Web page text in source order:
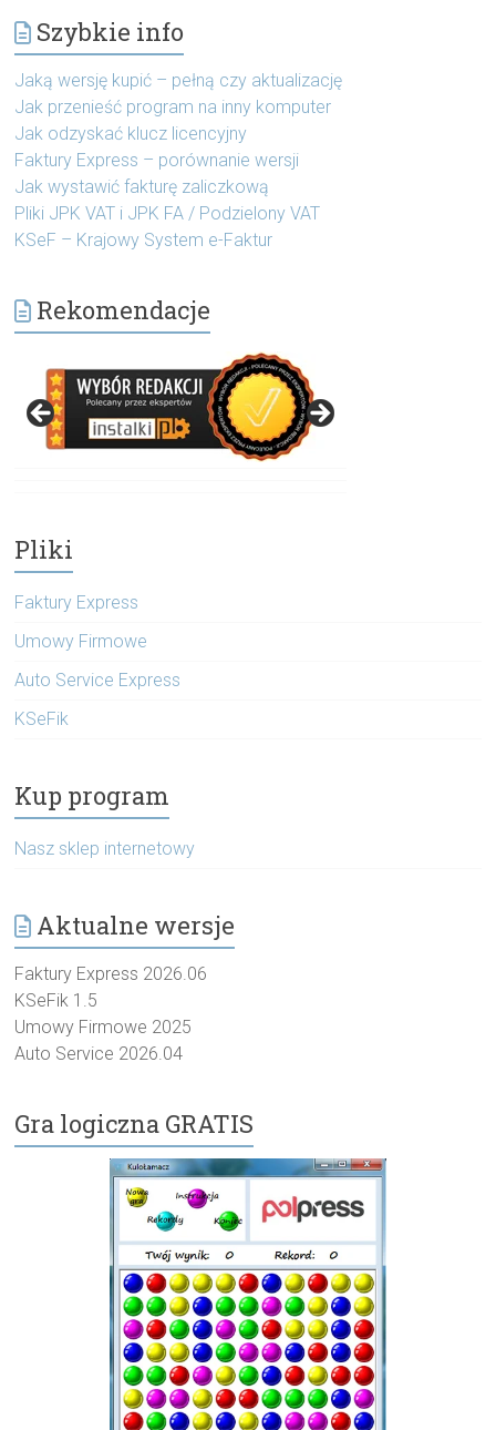
Szybkie info
Jaką wersję kupić – pełną czy aktualizację
Jak przenieść program na inny komputer
Jak odzyskać klucz licencyjny
Faktury Express – porównanie wersji
Jak wystawić fakturę zaliczkową
Pliki JPK VAT i JPK FA / Podzielony VAT
KSeF – Krajowy System e-Faktur
Rekomendacje
Pliki
Faktury Express
Umowy Firmowe
Auto Service Express
KSeFik
Kup program
Nasz sklep internetowy
Aktualne wersje
Faktury Express 2026.06
KSeFik 1.5
Umowy Firmowe 2025
Auto Service 2026.04
Gra logiczna GRATIS